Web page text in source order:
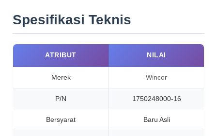
Spesifikasi Teknis
ATRIBUT NILAI
Merek Wincor
P/N 1750248000-16
Bersyarat Baru Asli